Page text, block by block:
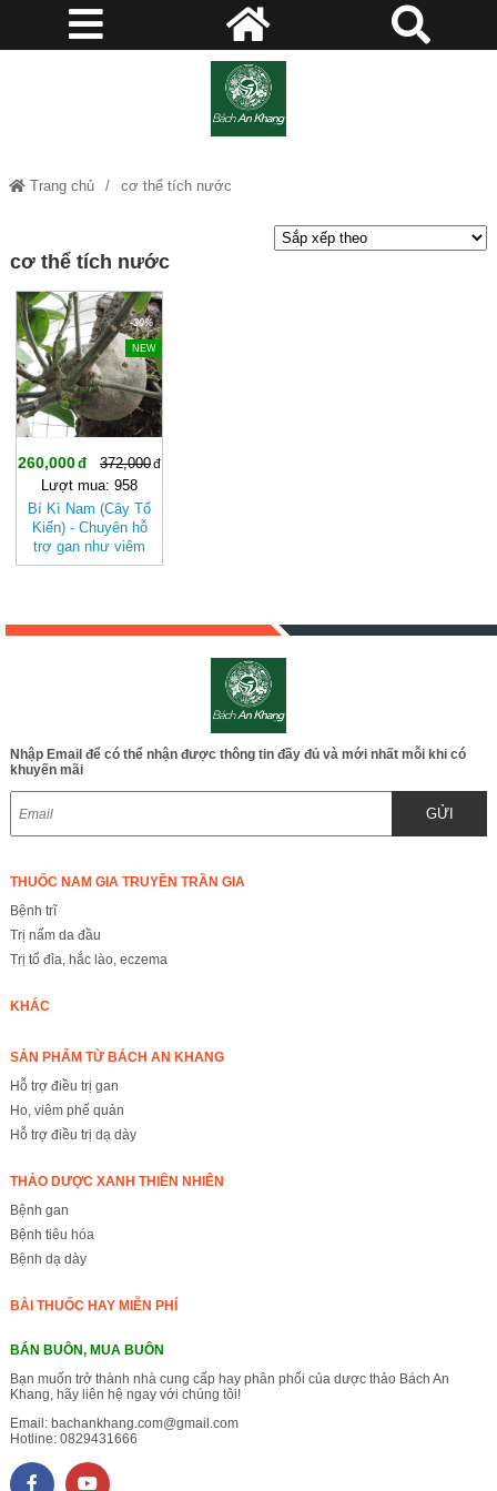
Trang chủ cơ thể tích nước
cơ thể tích nước
-30%
NEW
260,000
372,000
Lượt mua: 958
Bí Kì Nam (Cây Tổ
Kiến) - Chuyên hỗ
trợ gan như viêm
gan, suy gan, vàng
khó khăn BAK819
Nhập Email để có thể nhận được thông tin đầy đủ và mới nhất mỗi khi có
khuyến mãi
GỬI
THUỐC NAM GIA TRUYỀN TRẦN GIA
Bệnh trĩ
Trị nấm da đầu
Trị tổ đỉa, hắc lào, eczema
KHÁC
SẢN PHẨM TỪ BÁCH AN KHANG
Hỗ trợ điều trị gan
Ho, viêm phế quản
Hỗ trợ điều trị dạ dày
THẢO DƯỢC XANH THIÊN NHIÊN
Bệnh gan
Bệnh tiêu hóa
Bệnh dạ dày
BÀI THUỐC HAY MIỄN PHÍ
BÁN BUÔN, MUA BUÔN
Bạn muốn trở thành nhà cung cấp hay phân phối của dược thảo Bách An
Khang, hãy liên hệ ngay với chúng tôi!
Email: bachankhang.com@gmail.com
Hotline: 0829431666